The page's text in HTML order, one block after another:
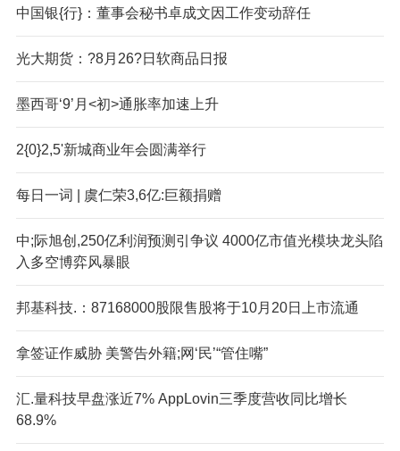
中国银{行}：董事会秘书卓成文因工作变动辞任
光大期货：?8月26?日软商品日报
墨西哥‘9’月<初>通胀率加速上升
2{0}2,5'新城商业年会圆满举行
每日一词 | 虞仁荣3,6亿:巨额捐赠
中;际旭创,250亿利润预测引争议 4000亿市值光模块龙头陷
入多空博弈风暴眼
邦基科技.：87168000股限售股将于10月20日上市流通
拿签证作威胁 美警告外籍;网‘民’“管住嘴”
汇.量科技早盘涨近7% AppLovin三季度营收同比增长
68.9%